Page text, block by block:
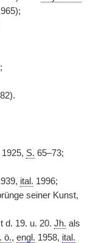
S. 65–73;
ital. 1996;
seiner Kunst,
d. 19. u. 20. Jh. als
ö., engl. 1958, ital.